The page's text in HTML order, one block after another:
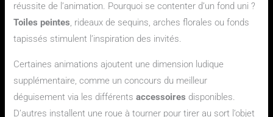
réussite de l’animation. Pourquoi se contenter d’un fond uni ?
Toiles peintes, rideaux de sequins, arches florales ou fonds
tapissés stimulent l’inspiration des invités.
Certaines animations ajoutent une dimension ludique
supplémentaire, comme un concours du meilleur
déguisement via les différentsaccessoires disponibles.
D’autres installent une roue à tourner pour tirer au sort l’objet